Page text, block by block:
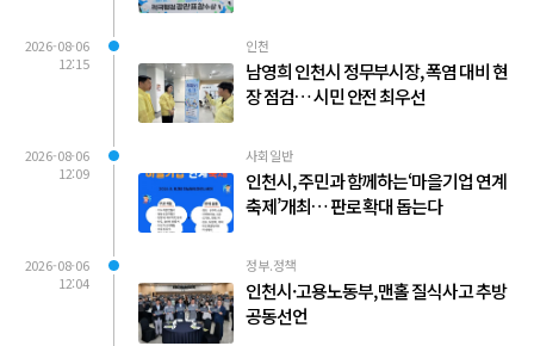
2026-08-06
12:15
인천
남영희 인천시 정무부시장, 폭염 대비 현
장 점검… 시민 안전 최우선
2026-08-06
12:09
사회일반
인천시, 주민과 함께하는‘마을기업 연계
축제’개최… 판로 확대 돕는다
2026-08-06
12:04
정부.정책
인천시·고용노동부, 맨홀 질식사고 추방
공동선언